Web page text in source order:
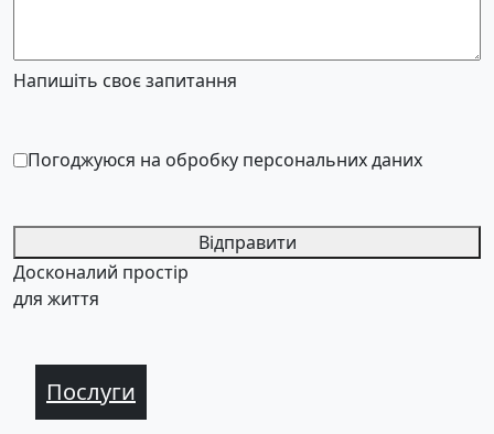
Напишіть своє запитання
Погоджуюся на обробку персональних даних
Відправити
Досконалий простір
для життя
Послуги